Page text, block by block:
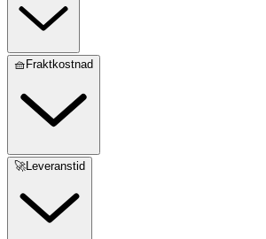
🧺Fraktkostnad
🚀Leveranstid